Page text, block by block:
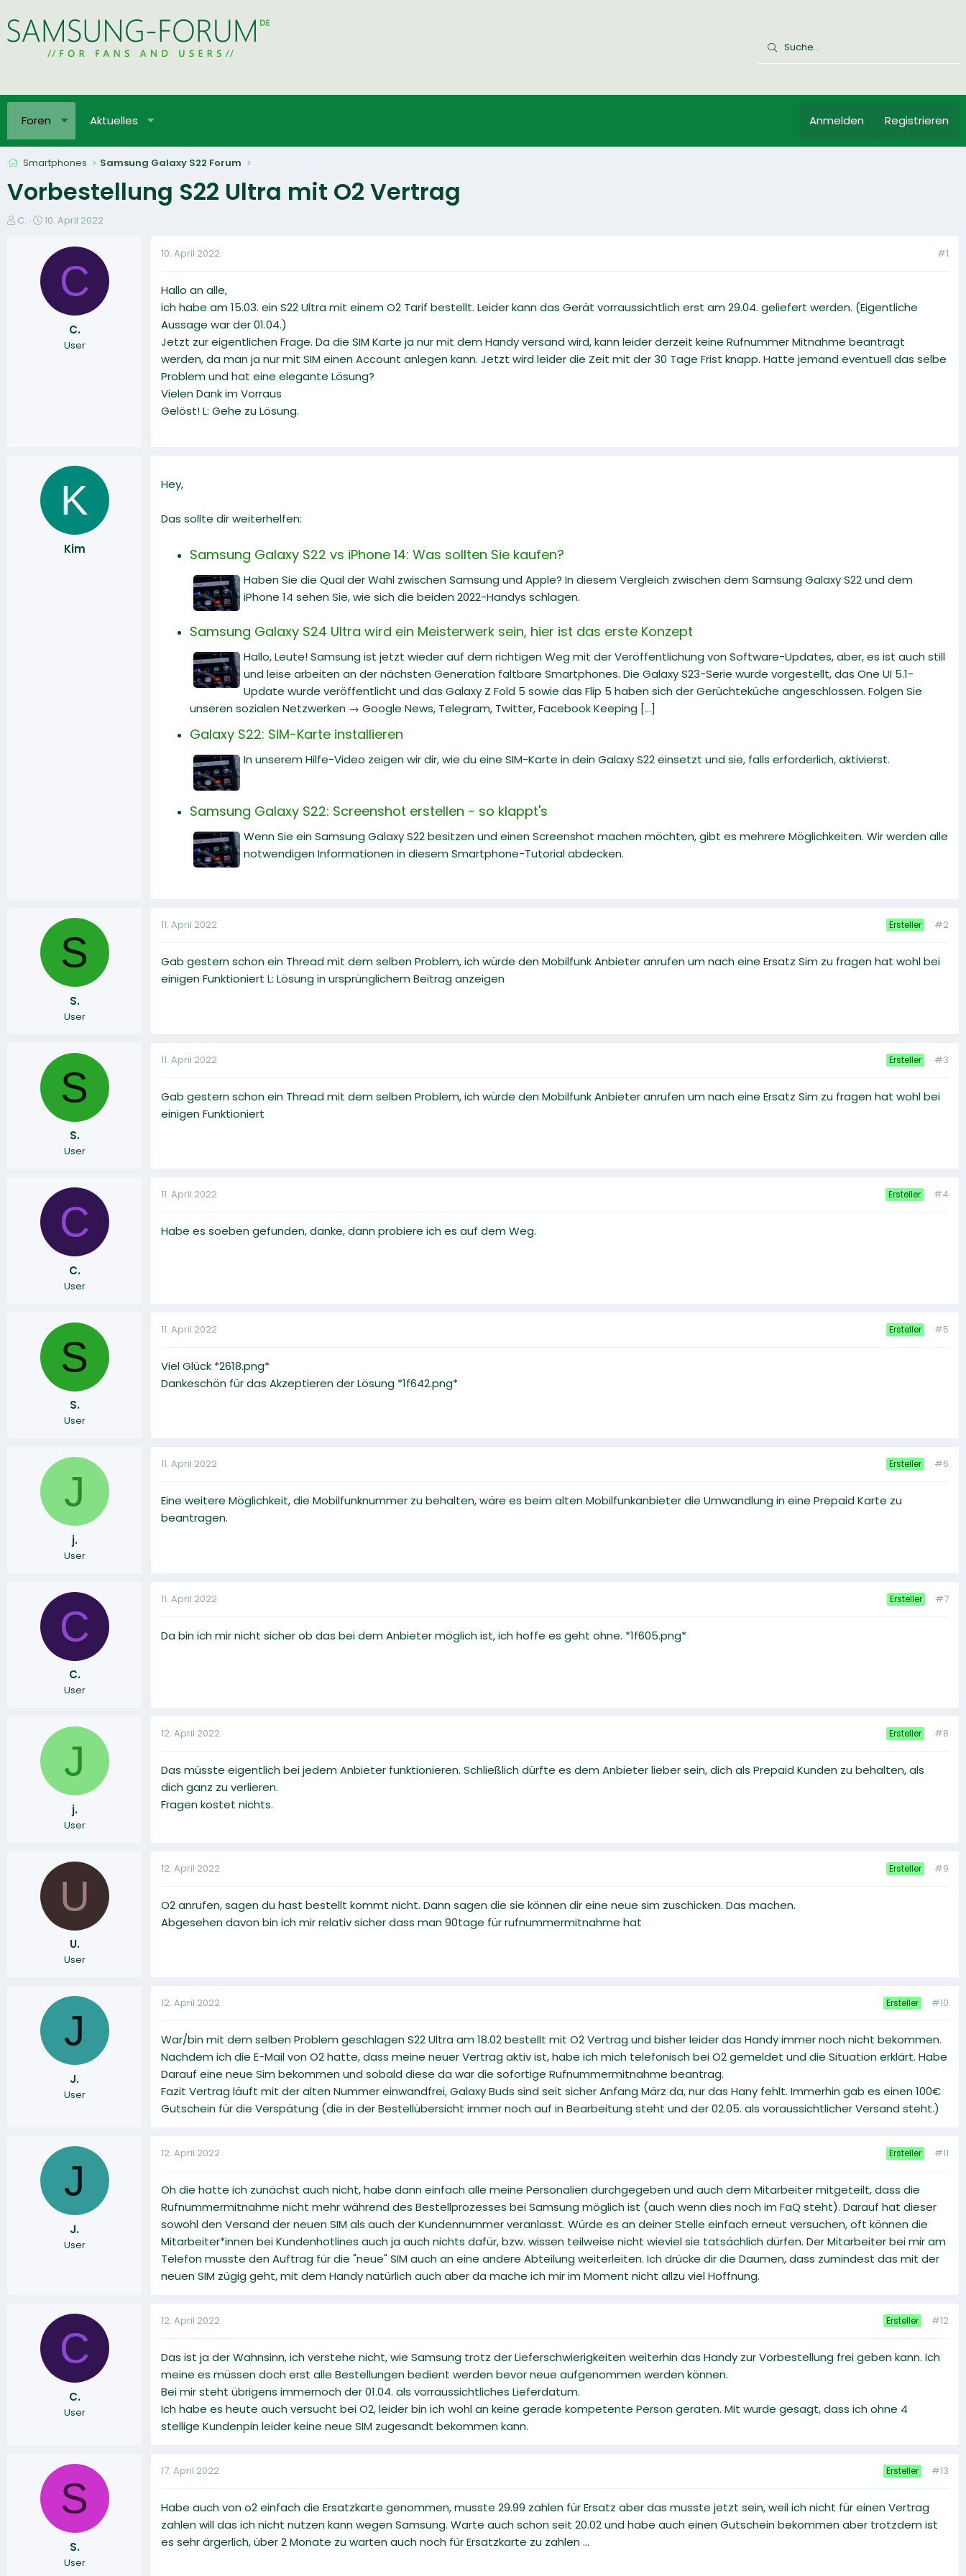
Foren Aktuelles Anmelden Registrieren
Smartphones Samsung Galaxy S22 Forum
Vorbestellung S22 Ultra mit O2 Vertrag
E
C.
E
t
10. April 2022
C
C.
User
10. April 2022 #1
Hallo an alle,
ich habe am 15.03. ein S22 Ultra mit einem O2 Tarif bestellt. Leider kann das Gerät vorraussichtlich erst am 29.04. geliefert werden. (Eigentliche
Aussage war der 01.04.)
Jetzt zur eigentlichen Frage. Da die SIM Karte ja nur mit dem Handy versand wird, kann leider derzeit keine Rufnummer Mitnahme beantragt
werden, da man ja nur mit SIM einen Account anlegen kann. Jetzt wird leider die Zeit mit der 30 Tage Frist knapp. Hatte jemand eventuell das selbe
Problem und hat eine elegante Lösung?
Vielen Dank im Vorraus
Gelöst! L: Gehe zu Lösung.
K
Kim
Hey,
Das sollte dir weiterhelfen:
Samsung Galaxy S22 vs iPhone 14: Was sollten Sie kaufen?
Haben Sie die Qual der Wahl zwischen Samsung und Apple? In diesem Vergleich zwischen dem Samsung Galaxy S22 und dem
iPhone 14 sehen Sie, wie sich die beiden 2022-Handys schlagen.
Samsung Galaxy S24 Ultra wird ein Meisterwerk sein, hier ist das erste Konzept
Hallo, Leute! Samsung ist jetzt wieder auf dem richtigen Weg mit der Veröffentlichung von Software-Updates, aber, es ist auch still
und leise arbeiten an der nächsten Generation faltbare Smartphones. Die Galaxy S23-Serie wurde vorgestellt, das One UI 5.1-
Update wurde veröffentlicht und das Galaxy Z Fold 5 sowie das Flip 5 haben sich der Gerüchteküche angeschlossen. Folgen Sie
unseren sozialen Netzwerken → Google News, Telegram, Twitter, Facebook Keeping [...]
Galaxy S22: SIM-Karte installieren
In unserem Hilfe-Video zeigen wir dir, wie du eine SIM-Karte in dein Galaxy S22 einsetzt und sie, falls erforderlich, aktivierst.
Samsung Galaxy S22: Screenshot erstellen - so klappt's
Wenn Sie ein Samsung Galaxy S22 besitzen und einen Screenshot machen möchten, gibt es mehrere Möglichkeiten. Wir werden alle
notwendigen Informationen in diesem Smartphone-Tutorial abdecken.
S
S.
User
11. April 2022 Ersteller #2
Gab gestern schon ein Thread mit dem selben Problem, ich würde den Mobilfunk Anbieter anrufen um nach eine Ersatz Sim zu fragen hat wohl bei
einigen Funktioniert L: Lösung in ursprünglichem Beitrag anzeigen
S
S.
User
11. April 2022 Ersteller #3
Gab gestern schon ein Thread mit dem selben Problem, ich würde den Mobilfunk Anbieter anrufen um nach eine Ersatz Sim zu fragen hat wohl bei
einigen Funktioniert
C
C.
User
11. April 2022 Ersteller #4
Habe es soeben gefunden, danke, dann probiere ich es auf dem Weg.
S
S.
User
11. April 2022 Ersteller #5
Viel Glück *2618.png*
Dankeschön für das Akzeptieren der Lösung *1f642.png*
J
j.
User
11. April 2022 Ersteller #6
Eine weitere Möglichkeit, die Mobilfunknummer zu behalten, wäre es beim alten Mobilfunkanbieter die Umwandlung in eine Prepaid Karte zu
beantragen.
C
C.
User
11. April 2022 Ersteller #7
Da bin ich mir nicht sicher ob das bei dem Anbieter möglich ist, ich hoffe es geht ohne. *1f605.png*
J
j.
User
12. April 2022 Ersteller #8
Das müsste eigentlich bei jedem Anbieter funktionieren. Schließlich dürfte es dem Anbieter lieber sein, dich als Prepaid Kunden zu behalten, als
dich ganz zu verlieren.
Fragen kostet nichts.
U
U.
User
12. April 2022 Ersteller #9
O2 anrufen, sagen du hast bestellt kommt nicht. Dann sagen die sie können dir eine neue sim zuschicken. Das machen.
Abgesehen davon bin ich mir relativ sicher dass man 90tage für rufnummermitnahme hat
J
J.
User
12. April 2022 Ersteller #10
War/bin mit dem selben Problem geschlagen S22 Ultra am 18.02 bestellt mit O2 Vertrag und bisher leider das Handy immer noch nicht bekommen.
Nachdem ich die E-Mail von O2 hatte, dass meine neuer Vertrag aktiv ist, habe ich mich telefonisch bei O2 gemeldet und die Situation erklärt. Habe
Darauf eine neue Sim bekommen und sobald diese da war die sofortige Rufnummermitnahme beantrag.
Fazit Vertrag läuft mit der alten Nummer einwandfrei, Galaxy Buds sind seit sicher Anfang März da, nur das Hany fehlt. Immerhin gab es einen 100€
Gutschein für die Verspätung (die in der Bestellübersicht immer noch auf in Bearbeitung steht und der 02.05. als voraussichtlicher Versand steht.)
J
J.
User
12. April 2022 Ersteller #11
Oh die hatte ich zunächst auch nicht, habe dann einfach alle meine Personalien durchgegeben und auch dem Mitarbeiter mitgeteilt, dass die
Rufnummermitnahme nicht mehr während des Bestellprozesses bei Samsung möglich ist (auch wenn dies noch im FaQ steht). Darauf hat dieser
sowohl den Versand der neuen SIM als auch der Kundennummer veranlasst. Würde es an deiner Stelle einfach erneut versuchen, oft können die
Mitarbeiter*innen bei Kundenhotlines auch ja auch nichts dafür, bzw. wissen teilweise nicht wieviel sie tatsächlich dürfen. Der Mitarbeiter bei mir am
Telefon musste den Auftrag für die "neue" SIM auch an eine andere Abteilung weiterleiten. Ich drücke dir die Daumen, dass zumindest das mit der
neuen SIM zügig geht, mit dem Handy natürlich auch aber da mache ich mir im Moment nicht allzu viel Hoffnung.
C
C.
User
12. April 2022 Ersteller #12
Das ist ja der Wahnsinn, ich verstehe nicht, wie Samsung trotz der Lieferschwierigkeiten weiterhin das Handy zur Vorbestellung frei geben kann. Ich
meine es müssen doch erst alle Bestellungen bedient werden bevor neue aufgenommen werden können.
Bei mir steht übrigens immernoch der 01.04. als vorraussichtliches Lieferdatum.
Ich habe es heute auch versucht bei O2, leider bin ich wohl an keine gerade kompetente Person geraten. Mit wurde gesagt, dass ich ohne 4
stellige Kundenpin leider keine neue SIM zugesandt bekommen kann.
S
S.
User
17. April 2022 Ersteller #13
Habe auch von o2 einfach die Ersatzkarte genommen, musste 29.99 zahlen für Ersatz aber das musste jetzt sein, weil ich nicht für einen Vertrag
zahlen will das ich nicht nutzen kann wegen Samsung. Warte auch schon seit 20.02 und habe auch einen Gutschein bekommen aber trotzdem ist
es sehr ärgerlich, über 2 Monate zu warten auch noch für Ersatzkarte zu zahlen ...